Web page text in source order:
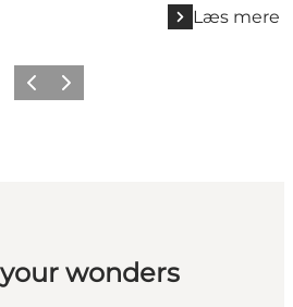
Læs mere
ForrigeNæste
wonders